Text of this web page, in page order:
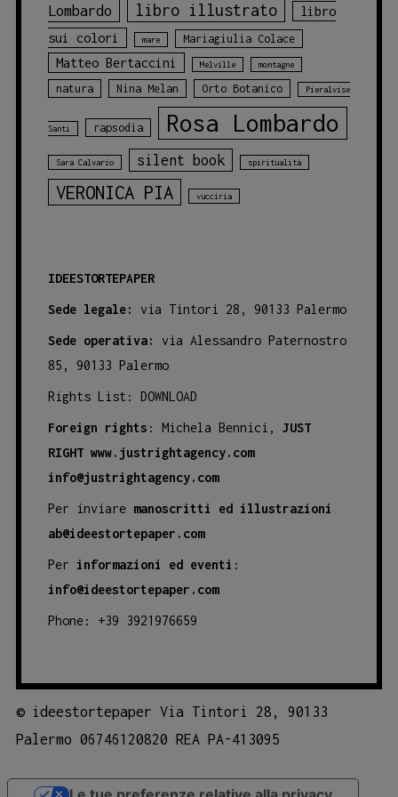
Lombardo
libro illustrato
libro
sui colori
mare Mariagiulia Colace
Matteo Bertaccini Melville montagne
natura Nina Melan Orto Botanico Pieralvise
Santi rapsodia Rosa Lombardo
Sara Calvario silent book spiritualità
VERONICA PIA vucciria
IDEESTORTEPAPER
Sede legale: via Tintori 28, 90133 Palermo
Sede operativa:
via Alessandro Paternostro
85, 90133 Palermo
Rights List: DOWNLOAD
Foreign rights : Michela Bennici, JUST
RIGHT www.justrightagency.com
info@justrightagency.com
Per inviare manoscritti ed illustrazioni
ab@ideestortepaper.com
Per informazioni ed eventi :
info@ideestortepaper.com
Phone: +39 3921976659
© ideestortepaper Via Tintori 28, 90133
Palermo 06746120820 REA PA-413095